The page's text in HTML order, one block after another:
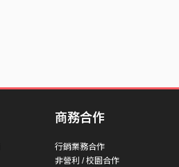
商務合作
行銷業務合作
非營利 / 校園合作